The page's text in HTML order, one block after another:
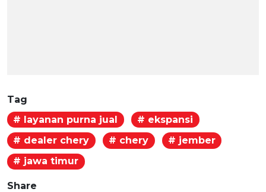
Tag
# layanan purna jual
# ekspansi
# dealer chery
# chery
# jember
# jawa timur
Share